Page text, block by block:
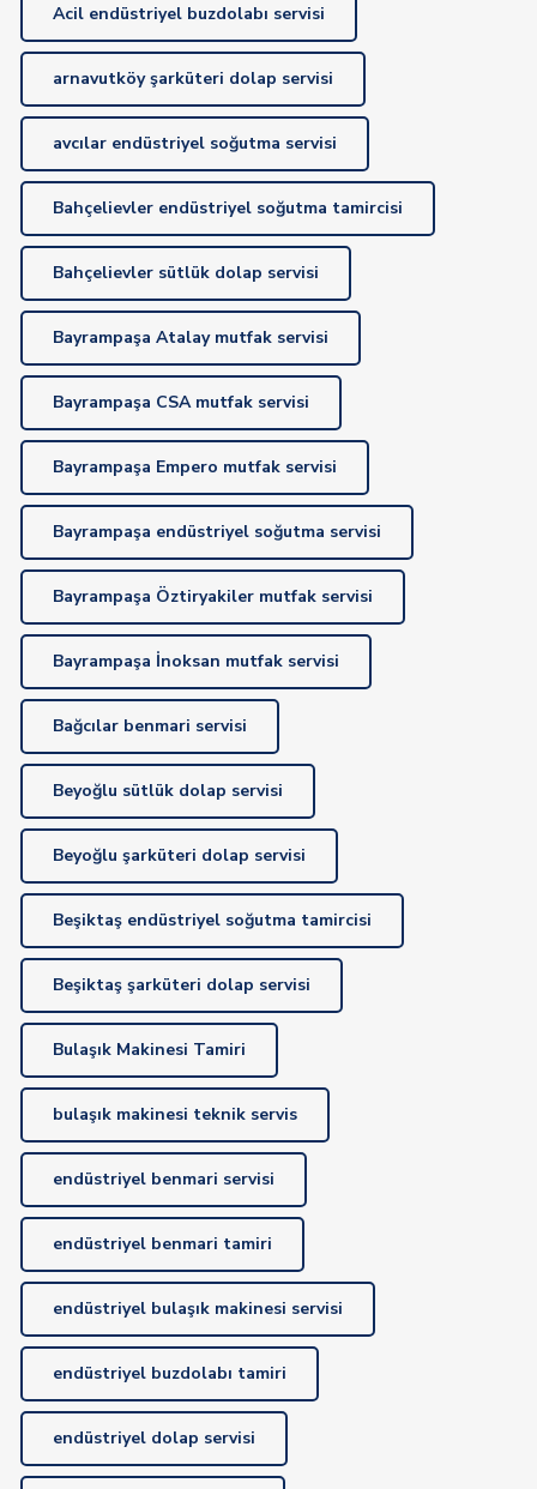
Acil endüstriyel buzdolabı servisi
arnavutköy şarküteri dolap servisi
avcılar endüstriyel soğutma servisi
Bahçelievler endüstriyel soğutma tamircisi
Bahçelievler sütlük dolap servisi
Bayrampaşa Atalay mutfak servisi
Bayrampaşa CSA mutfak servisi
Bayrampaşa Empero mutfak servisi
Bayrampaşa endüstriyel soğutma servisi
Bayrampaşa Öztiryakiler mutfak servisi
Bayrampaşa İnoksan mutfak servisi
Bağcılar benmari servisi
Beyoğlu sütlük dolap servisi
Beyoğlu şarküteri dolap servisi
Beşiktaş endüstriyel soğutma tamircisi
Beşiktaş şarküteri dolap servisi
Bulaşık Makinesi Tamiri
bulaşık makinesi teknik servis
endüstriyel benmari servisi
endüstriyel benmari tamiri
endüstriyel bulaşık makinesi servisi
endüstriyel buzdolabı tamiri
endüstriyel dolap servisi